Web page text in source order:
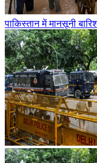
पाकिस्तान में मानसूनी